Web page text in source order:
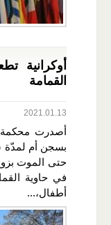
أوكرانية
القمامة
2021.01.13
أصدرت محكمة
بسجن أم لمدّة
حتى الموت
في حاوية
أطفال،...